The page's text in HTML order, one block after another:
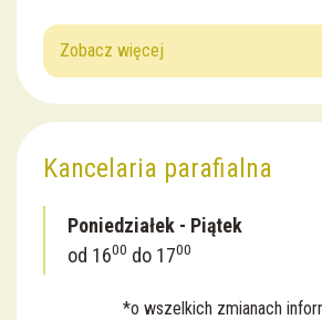
Zobacz więcej
Kancelaria parafialna
Poniedziałek - Piątek
od 1600 do 1700
*o wszelkich zmianach